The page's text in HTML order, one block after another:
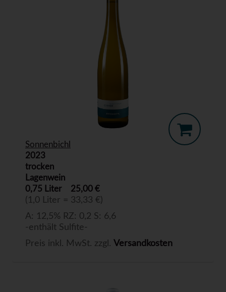
Sonnenbichl
2023
trocken
Lagenwein
0,75 Liter
25,00 €
(1,0 Liter = 33,33 €)
A: 12,5% RZ: 0,2 S: 6,6
-enthält Sulfite-
Preis inkl. MwSt. zzgl. Versandkosten